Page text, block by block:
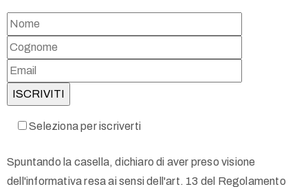
Seleziona per iscriverti
Spuntando la casella, dichiaro di aver preso visione
dell'informativa resa ai sensi dell'art. 13 del Regolamento